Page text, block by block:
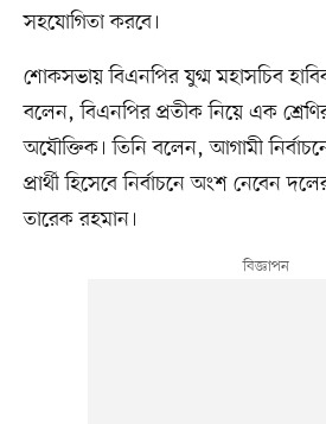
সহযোগিতা করবে।
শোকসভায় বিএনপির যুগ্ম মহাসচিব
বলেন, বিএনপির প্রতীক নিয়ে এক
অযৌক্তিক। তিনি বলেন, আগামী
প্রার্থী হিসেবে নির্বাচনে অংশ নেবেন
তারেক রহমান।